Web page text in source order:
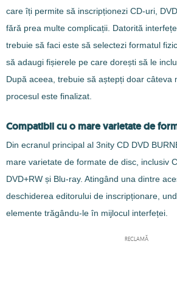
care îți permite să inscripționezi CD-uri,
fără prea multe complicații. Datorită
trebuie să faci este să selectezi formatul
să adaugi fișierele pe care dorești să le
După aceea, trebuie să aștepți doar câteva
procesul este finalizat.
Compatibil cu o mare varietate de
Din ecranul principal al 3nity CD DVD
mare varietate de formate de disc, inclusiv
DVD+RW și Blu-ray. Atingând una dintre
deschiderea editorului de inscripționare,
elemente trăgându-le în mijlocul interfeței.
RECLAMĂ